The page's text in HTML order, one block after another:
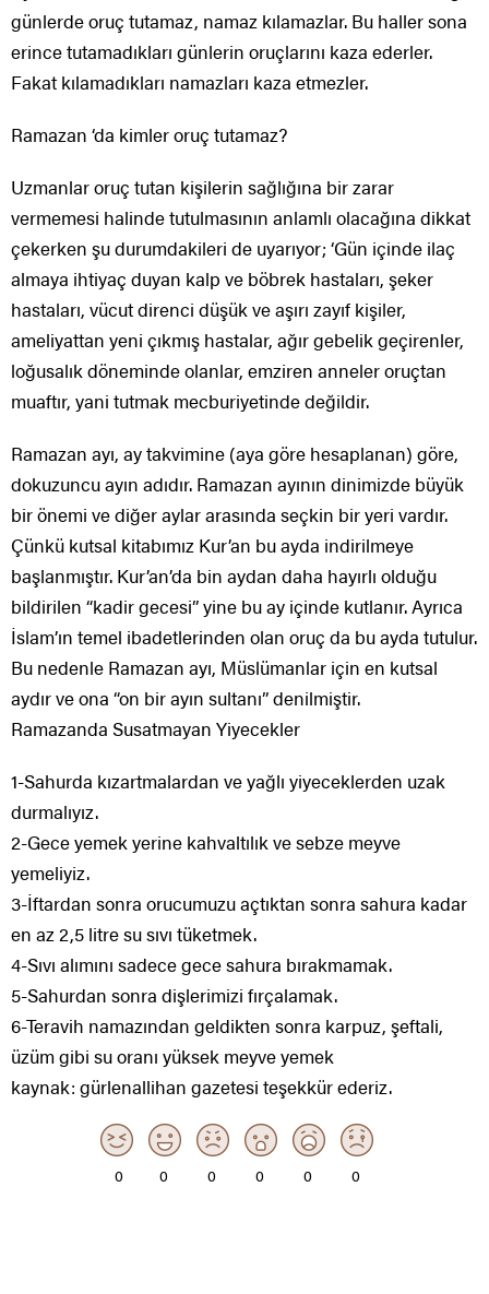
günlerde oruç tutamaz, namaz kılamazlar. Bu haller sona
erince tutamadıkları günlerin oruçlarını kaza ederler.
Fakat kılamadıkları namazları kaza etmezler.
Ramazan ‘da kimler oruç tutamaz?
Uzmanlar oruç tutan kişilerin sağlığına bir zarar
vermemesi halinde tutulmasının anlamlı olacağına dikkat
çekerken şu durumdakileri de uyarıyor; ‘Gün içinde ilaç
almaya ihtiyaç duyan kalp ve böbrek hastaları, şeker
hastaları, vücut direnci düşük ve aşırı zayıf kişiler,
ameliyattan yeni çıkmış hastalar, ağır gebelik geçirenler,
loğusalık döneminde olanlar, emziren anneler oruçtan
muaftır, yani tutmak mecburiyetinde değildir.
Ramazan ayı, ay takvimine (aya göre hesaplanan) göre,
dokuzuncu ayın adıdır. Ramazan ayının dinimizde büyük
bir önemi ve diğer aylar arasında seçkin bir yeri vardır.
Çünkü kutsal kitabımız Kur’an bu ayda indirilmeye
başlanmıştır. Kur’an’da bin aydan daha hayırlı olduğu
bildirilen “kadir gecesi” yine bu ay içinde kutlanır. Ayrıca
İslam’ın temel ibadetlerinden olan oruç da bu ayda tutulur.
Bu nedenle Ramazan ayı, Müslümanlar için en kutsal
aydır ve ona “on bir ayın sultanı” denilmiştir.
Ramazanda Susatmayan Yiyecekler
1-Sahurda kızartmalardan ve yağlı yiyeceklerden uzak
durmalıyız.
2-Gece yemek yerine kahvaltılık ve sebze meyve
yemeliyiz.
3-İftardan sonra orucumuzu açtıktan sonra sahura kadar
en az 2,5 litre su sıvı tüketmek.
4-Sıvı alımını sadece gece sahura bırakmamak.
5-Sahurdan sonra dişlerimizi fırçalamak.
6-Teravih namazından geldikten sonra karpuz, şeftali,
üzüm gibi su oranı yüksek meyve yemek
kaynak: gürlenallihan gazetesi teşekkür ederiz.
0 0 0 0 0 0